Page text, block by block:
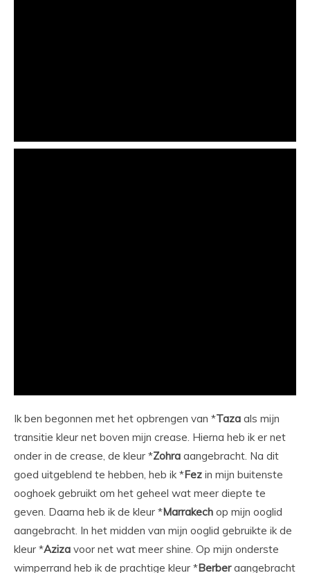
Ik ben begonnen met het opbrengen van *Taza als mijn
transitie kleur net boven mijn crease. Hierna heb ik er net
onder in de crease, de kleur *Zohra aangebracht. Na dit
goed uitgeblend te hebben, heb ik *Fez in mijn buitenste
ooghoek gebruikt om het geheel wat meer diepte te
geven. Daarna heb ik de kleur *Marrakech op mijn ooglid
aangebracht. In het midden van mijn ooglid gebruikte ik de
kleur *Aziza voor net wat meer shine. Op mijn onderste
wimperrand heb ik de prachtige kleur *Berberaangebracht